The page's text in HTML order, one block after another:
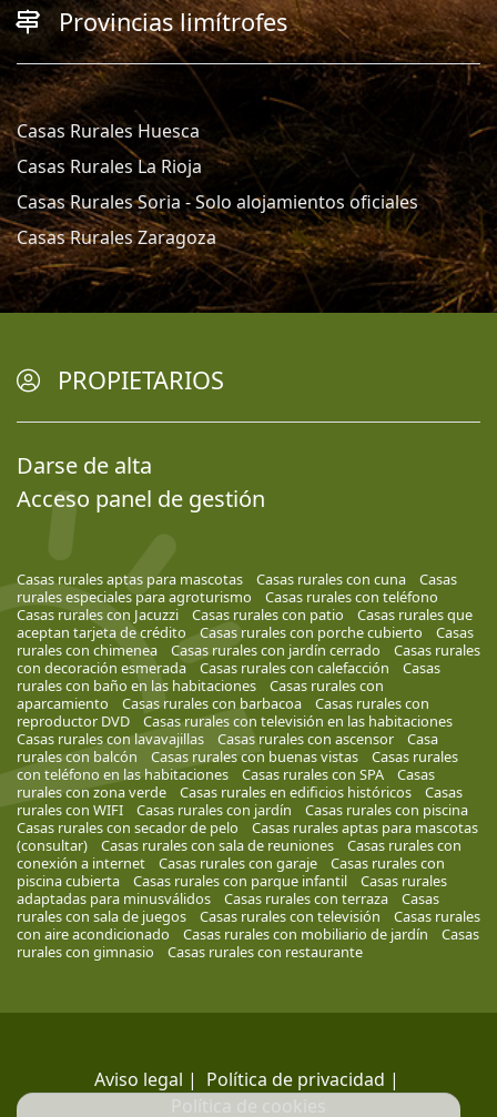
Provincias limítrofes
Casas Rurales Huesca
Casas Rurales La Rioja
Casas Rurales Soria - Solo alojamientos oficiales
Casas Rurales Zaragoza
PROPIETARIOS
Darse de alta
Acceso panel de gestión
Casas rurales aptas para mascotas Casas rurales con cuna
Casas
rurales especiales para agroturismo
Casas rurales con teléfono
Casas rurales con Jacuzzi
Casas rurales con patio
Casas rurales que
aceptan tarjeta de crédito
Casas rurales con porche cubierto
Casas
rurales con chimenea
Casas rurales con jardín cerrado
Casas rurales
con decoración esmerada
Casas rurales con calefacción
Casas
rurales con baño en las habitaciones
Casas rurales con
aparcamiento
Casas rurales con barbacoa
Casas rurales con
reproductor DVD
Casas rurales con televisión en las habitaciones
Casas rurales con lavavajillas
Casas rurales con ascensor
Casa
rurales con balcón
Casas rurales con buenas vistas
Casas rurales
con teléfono en las habitaciones
Casas rurales con SPA
Casas
rurales con zona verde
Casas rurales en edificios históricos
Casas
rurales con WIFI
Casas rurales con jardín
Casas rurales con piscina
Casas rurales con secador de pelo
Casas rurales aptas para mascotas
(consultar)
Casas rurales con sala de reuniones
Casas rurales con
conexión a internet
Casas rurales con garaje
Casas rurales con
piscina cubierta
Casas rurales con parque infantil
Casas rurales
adaptadas para minusválidos
Casas rurales con terraza
Casas
rurales con sala de juegos
Casas rurales con televisión
Casas rurales
con aire acondicionado
Casas rurales con mobiliario de jardín
Casas
rurales con gimnasio
Casas rurales con restaurante
Aviso legal | Política de privacidad |
Política de cookies